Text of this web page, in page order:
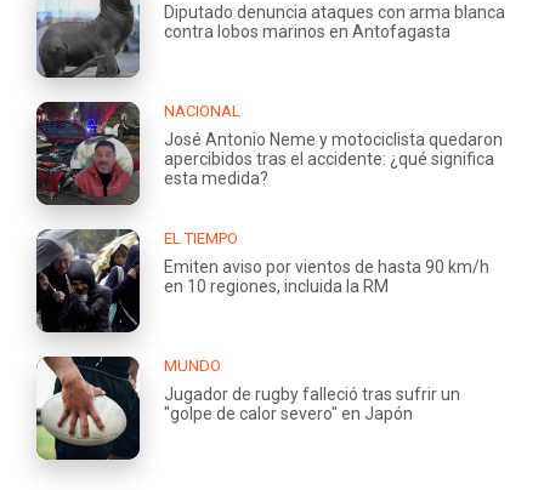
Diputado denuncia ataques con arma blanca
contra lobos marinos en Antofagasta
NACIONAL
José Antonio Neme y motociclista quedaron
apercibidos tras el accidente: ¿qué significa
esta medida?
EL TIEMPO
Emiten aviso por vientos de hasta 90 km/h
en 10 regiones, incluida la RM
MUNDO
Jugador de rugby falleció tras sufrir un
"golpe de calor severo" en Japón